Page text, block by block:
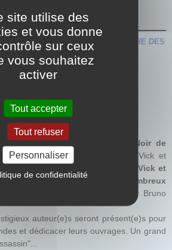
S'ASSOCIE À L'ANNIVERSAIRE DES
festival du Polar RozNoir de
à l'anniversaire des 30 ans de Vick et
au salon
"La genèse de Vick et
de dessin en amont avec de nombreux
avec l'auteur Bruno
auteur(e)s seront présent(e)s pour
et dédicacer leurs ouvrages. Un grand
site utilise des
et vous donne
sur ceux
vous souhaitez
activer
Tout accepter
Tout refuser
Personnaliser
de confidentialité